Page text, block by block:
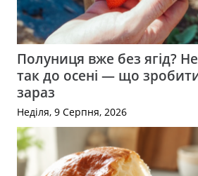
Полуниця вже без ягід?
так до осені — що
зараз
Неділя, 9 Серпня, 2026